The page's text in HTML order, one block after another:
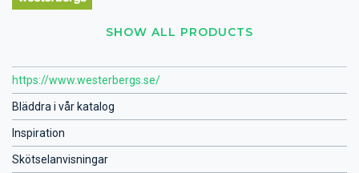
SHOW ALL PRODUCTS
https://www.westerbergs.se/
Bläddra i vår katalog
Inspiration
Skötselanvisningar